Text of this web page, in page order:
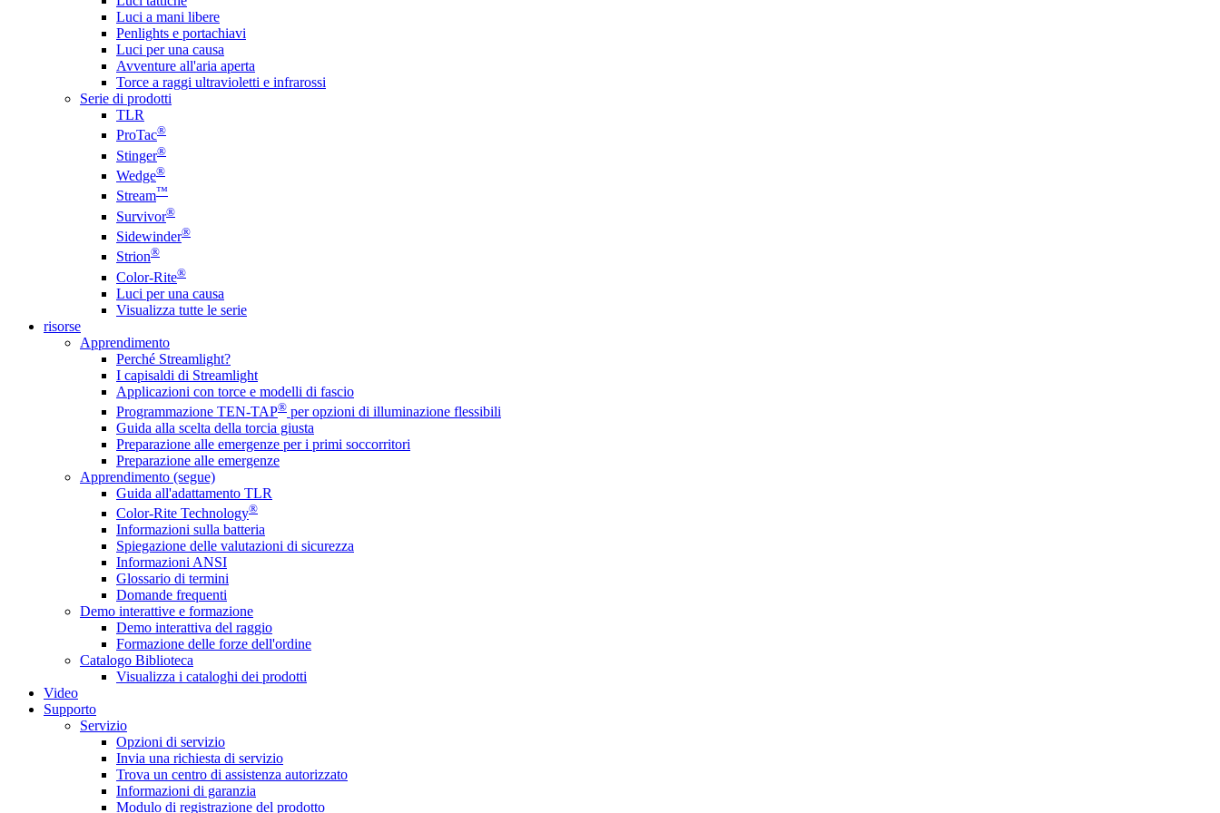
Luci a mani libere
Penlights e portachiavi
Luci per una causa
Avventure all'aria aperta
Torce a raggi ultravioletti e infrarossi
Serie di prodotti
TLR
ProTac®
Stinger®
Wedge®
Stream™
Survivor®
Sidewinder®
Strion®
Color-Rite®
Luci per una causa
Visualizza tutte le serie
risorse
Apprendimento
Perché Streamlight?
I capisaldi di Streamlight
Applicazioni con torce e modelli di fascio
Programmazione TEN-TAP® per opzioni di illuminazione flessibili
Guida alla scelta della torcia giusta
Preparazione alle emergenze per i primi soccorritori
Preparazione alle emergenze
Apprendimento (segue)
Guida all'adattamento TLR
Color-Rite Technology®
Informazioni sulla batteria
Spiegazione delle valutazioni di sicurezza
Informazioni ANSI
Glossario di termini
Domande frequenti
Demo interattive e formazione
Demo interattiva del raggio
Formazione delle forze dell'ordine
Catalogo Biblioteca
Visualizza i cataloghi dei prodotti
Video
Supporto
Servizio
Opzioni di servizio
Invia una richiesta di servizio
Trova un centro di assistenza autorizzato
Informazioni di garanzia
Modulo di registrazione del prodotto